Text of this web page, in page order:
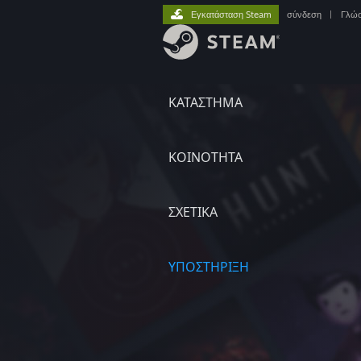
ΚΑΤΑΣΤΗΜΑ
ΚΟΙΝΟΤΗΤΑ
ΣΧΕΤΙΚΆ
ΥΠΟΣΤΗΡΙΞΗ
Εγκατάσταση Steam σύνδεση